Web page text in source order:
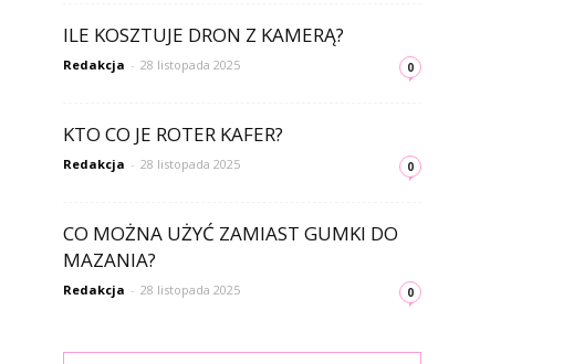
ILE KOSZTUJE DRON Z KAMERĄ?
Redakcja - 28 listopada 2025 0
KTO CO JE ROTER KAFER?
Redakcja - 28 listopada 2025 0
CO MOŻNA UŻYĆ ZAMIAST GUMKI DO
MAZANIA?
Redakcja - 28 listopada 2025 0